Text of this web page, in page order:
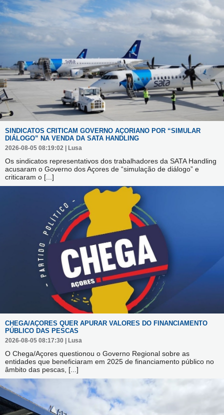
SINDICATOS CRITICAM GOVERNO AÇORIANO POR “SIMULAR
DIÁLOGO” NA VENDA DA SATA HANDLING
2026-08-05 08:19:02 | Lusa
Os sindicatos representativos dos trabalhadores da SATA Handling
acusaram o Governo dos Açores de “simulação de diálogo” e
criticaram o [...]
CHEGA/AÇORES QUER APURAR VALORES DO FINANCIAMENTO
PÚBLICO DAS PESCAS
2026-08-05 08:17:30 | Lusa
O Chega/Açores questionou o Governo Regional sobre as
entidades que beneficiaram em 2025 de financiamento público no
âmbito das pescas, [...]